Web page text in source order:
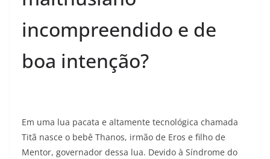
incompreendido e de
boa intenção?
Em uma lua pacata e altamente tecnológica chamada
Titã nasce o bebê Thanos, irmão de Eros e filho de
Mentor, governador dessa lua. Devido à Síndrome do